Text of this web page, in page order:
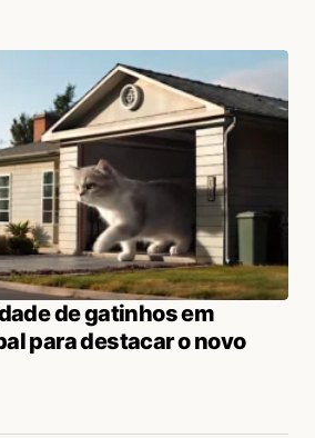
de gatinhos em
para destacar o novo